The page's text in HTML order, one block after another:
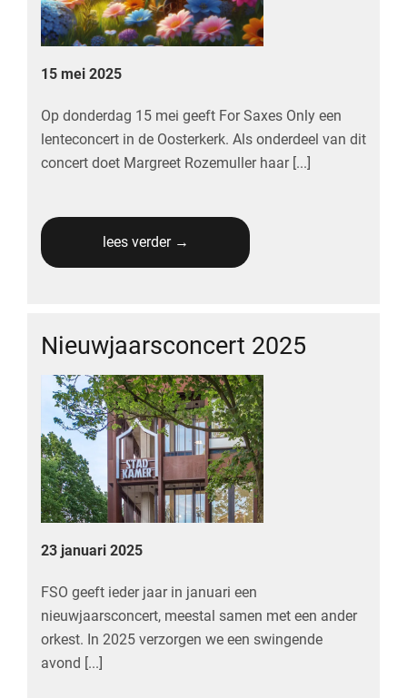
15 mei 2025
Op donderdag 15 mei geeft For Saxes Only een
lenteconcert in de Oosterkerk. Als onderdeel van dit
concert doet Margreet Rozemuller haar [...]
lees verder →
Nieuwjaarsconcert 2025
23 januari 2025
FSO geeft ieder jaar in januari een
nieuwjaarsconcert, meestal samen met een ander
orkest. In 2025 verzorgen we een swingende
avond [...]